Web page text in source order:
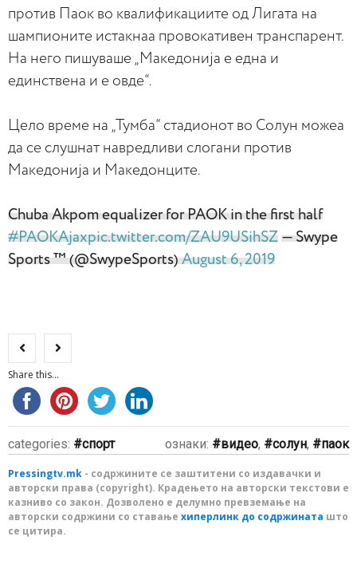
против Паок во квалификациите од Лигата на
шампионите истакнаа провокативен транспарент.
На него пишуваше „Mакедонија е една и
единствена и е овде“.
Цело време на „Тумба“ стадионот во Солун можеа
да се слушнат навредливи слогани против
Македонија и Македонците.
Chuba Akpom equalizer for PAOK in the first half
#PAOKAjaxpic.twitter.com/ZAU9USihSZ — Swype
Sports ™ (@SwypeSports)August 6, 2019
Share this...
categories: спорт ознаки: видео, солун, паок
Pressingtv.mk - содржините се заштитени со издавачки и
авторски права (copyright). Крадењето на авторски текстови е
казниво со закон. Дозволено е делумно превземање на
авторски содржини со ставање хиперлинк до содржината што
се цитира.